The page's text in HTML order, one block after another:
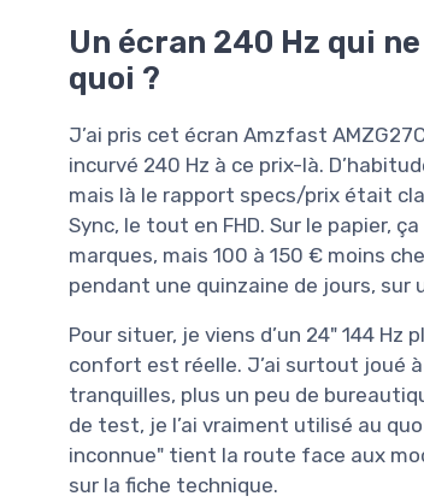
Un écran 240 Hz qui
quoi ?
J’ai pris cet écran Amzfast
incurvé 240 Hz à ce prix-là.
mais là le rapport specs/prix était
Sync, le tout en FHD. Sur le papier,
marques, mais 100 à 150 € moins
pendant une quinzaine de jours, sur
Pour situer, je viens d’un 24" 144
confort est réelle. J’ai surtout joué
tranquilles, plus un peu de
de test, je l’ai vraiment utilisé au
inconnue" tient la route face aux
sur la fiche technique.